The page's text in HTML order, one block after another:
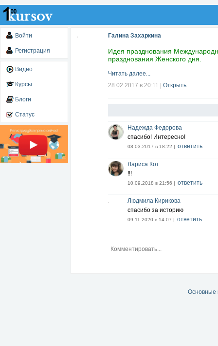
Войти
Регистрация
Видео
Курсы
Блоги
Статус
Галина Захаркина
Идея празднования
празднования Женского дня.
Читать далее...
28.02.2017 в 20:11
Открыть
Надежда Федорова
спасибо! Интересно!
08.03.2017 в 18:22 | ответить
Лариса Кот
!!!
10.09.2018 в 21:56 | ответить
Людмила Кирикова
спасибо за историю
09.11.2020 в 14:07 | ответить
Основные